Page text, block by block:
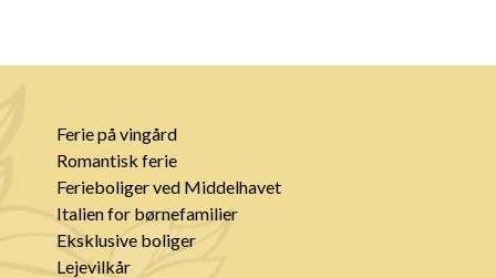
Ferie på vingård
Romantisk ferie
Ferieboliger ved Middelhavet
Italien for børnefamilier
Eksklusive boliger
Lejevilkår